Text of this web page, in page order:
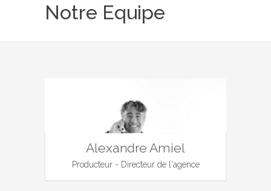
Notre Equipe
Alexandre Amiel
Producteur - Directeur de l'agence